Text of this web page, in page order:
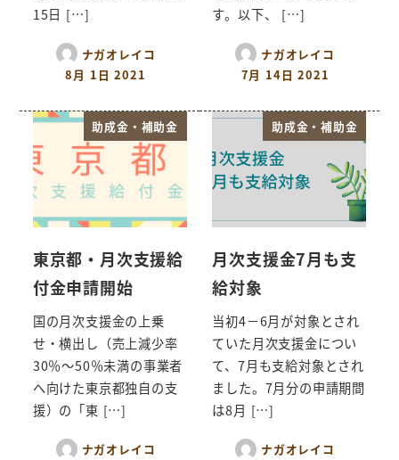
15日 […]
ナガオレイコ
8月 1日 2021
す。以下、 […]
ナガオレイコ
7月 14日 2021
助成金・補助金
東京都・月次支援給
付金申請開始
国の月次支援金の上乗
せ・横出し（売上減少率
30％～50％未満の事業者
へ向けた東京都独自の支
援）の「東 […]
ナガオレイコ
助成金・補助金
月次支援金7月も支
給対象
当初4－6月が対象とされ
ていた月次支援金につい
て、7月も支給対象とされ
ました。7月分の申請期間
は8月 […]
ナガオレイコ